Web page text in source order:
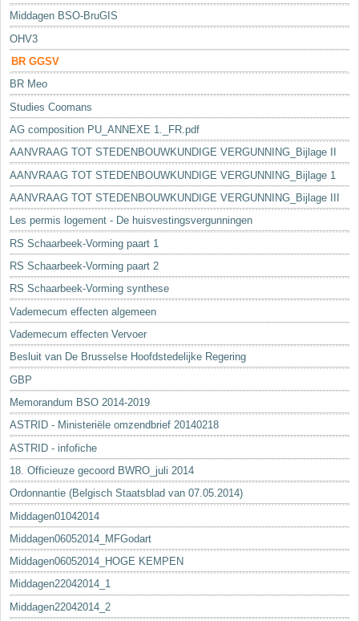
Middagen BSO-BruGIS
OHV3
BR GGSV
BR Meo
Studies Coomans
AG composition PU_ANNEXE 1._FR.pdf
AANVRAAG TOT STEDENBOUWKUNDIGE VERGUNNING_Bijlage II
AANVRAAG TOT STEDENBOUWKUNDIGE VERGUNNING_Bijlage 1
AANVRAAG TOT STEDENBOUWKUNDIGE VERGUNNING_Bijlage III
Les permis logement - De huisvestingsvergunningen
RS Schaarbeek-Vorming paart 1
RS Schaarbeek-Vorming paart 2
RS Schaarbeek-Vorming synthese
Vademecum effecten algemeen
Vademecum effecten Vervoer
Besluit van De Brusselse Hoofdstedelijke Regering
GBP
Memorandum BSO 2014-2019
ASTRID - Ministeriële omzendbrief 20140218
ASTRID - infofiche
18. Officieuze gecoord BWRO_juli 2014
Ordonnantie (Belgisch Staatsblad van 07.05.2014)
Middagen01042014
Middagen06052014_MFGodart
Middagen06052014_HOGE KEMPEN
Middagen22042014_1
Middagen22042014_2